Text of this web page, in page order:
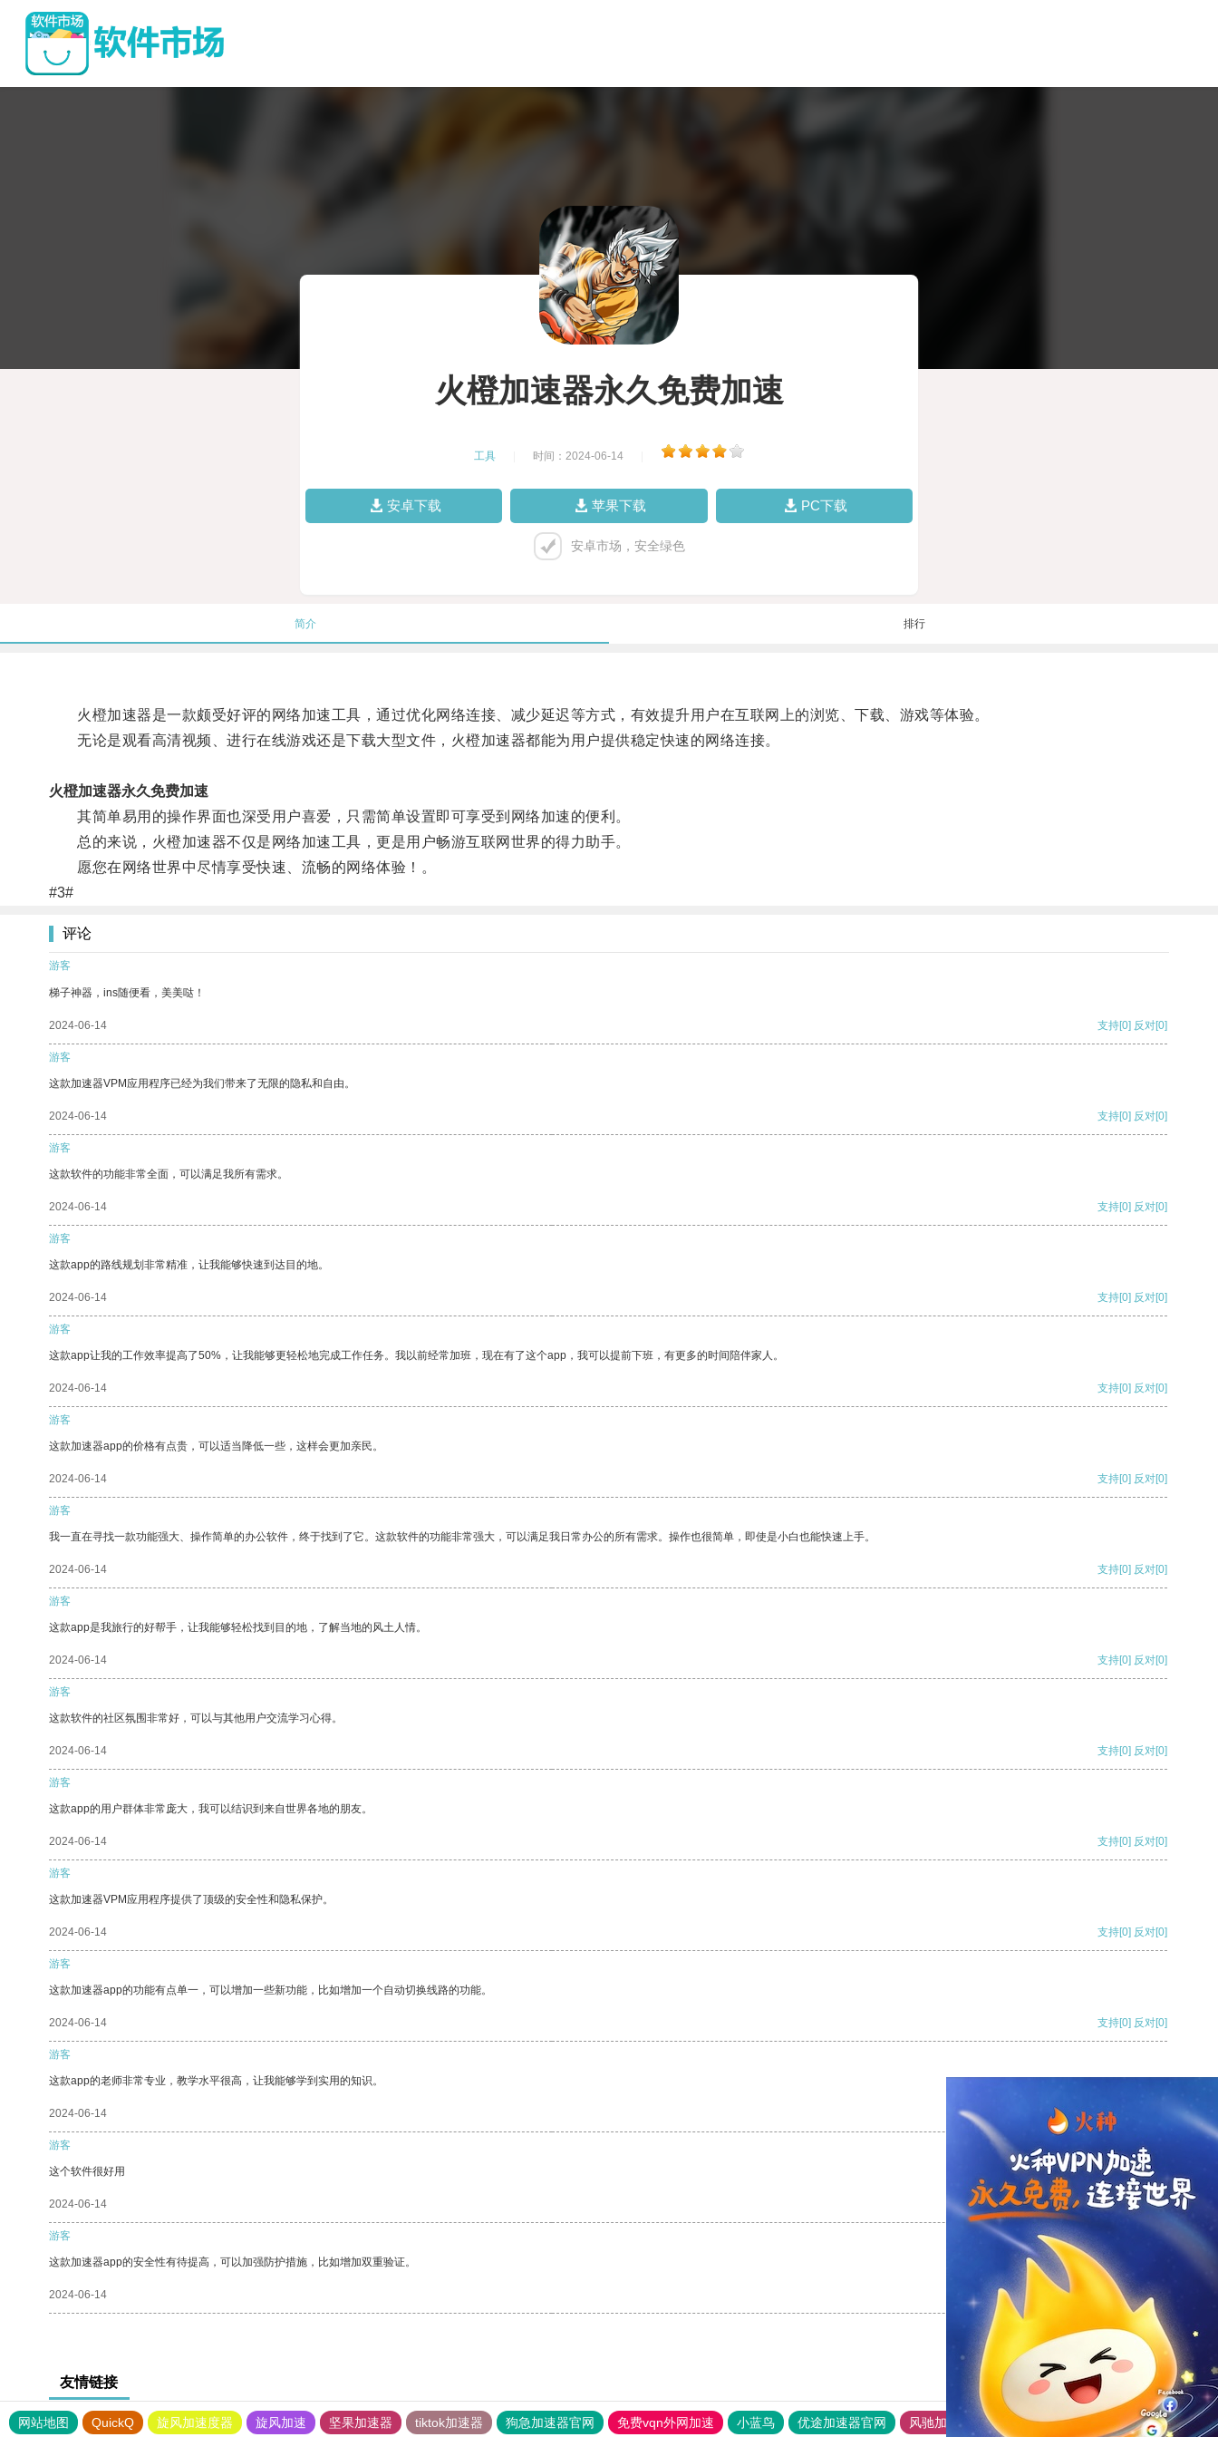
火橙加速器永久免费加速
工具 时间：2024-06-14
安卓下载 苹果下载 PC下载
安卓市场，安全绿色
简介 排行
火橙加速器是一款颇受好评的网络加速工具，通过优化网络连接、减少延迟等方式，有效提升用户在互联网上的浏览、下载、游戏等体验。
无论是观看高清视频、进行在线游戏还是下载大型文件，火橙加速器都能为用户提供稳定快速的网络连接。
火橙加速器永久免费加速
其简单易用的操作界面也深受用户喜爱，只需简单设置即可享受到网络加速的便利。
总的来说，火橙加速器不仅是网络加速工具，更是用户畅游互联网世界的得力助手。
愿您在网络世界中尽情享受快速、流畅的网络体验！。
#3#
评论
游客
梯子神器，ins随便看，美美哒！
2024-06-14 支持[0] 反对[0]
游客
这款加速器VPM应用程序已经为我们带来了无限的隐私和自由。
2024-06-14 支持[0] 反对[0]
游客
这款软件的功能非常全面，可以满足我所有需求。
2024-06-14 支持[0] 反对[0]
游客
这款app的路线规划非常精准，让我能够快速到达目的地。
2024-06-14 支持[0] 反对[0]
游客
这款app让我的工作效率提高了50%，让我能够更轻松地完成工作任务。我以前经常加班，现在有了这个app，我可以提前下班，有更多的时间陪伴家人。
2024-06-14 支持[0] 反对[0]
游客
这款加速器app的价格有点贵，可以适当降低一些，这样会更加亲民。
2024-06-14 支持[0] 反对[0]
游客
我一直在寻找一款功能强大、操作简单的办公软件，终于找到了它。这款软件的功能非常强大，可以满足我日常办公的所有需求。操作也很简单，即使是小白也能快速上手。
2024-06-14 支持[0] 反对[0]
游客
这款app是我旅行的好帮手，让我能够轻松找到目的地，了解当地的风土人情。
2024-06-14 支持[0] 反对[0]
游客
这款软件的社区氛围非常好，可以与其他用户交流学习心得。
2024-06-14 支持[0] 反对[0]
游客
这款app的用户群体非常庞大，我可以结识到来自世界各地的朋友。
2024-06-14 支持[0] 反对[0]
游客
这款加速器VPM应用程序提供了顶级的安全性和隐私保护。
2024-06-14 支持[0] 反对[0]
游客
这款加速器app的功能有点单一，可以增加一些新功能，比如增加一个自动切换线路的功能。
2024-06-14 支持[0] 反对[0]
游客
这款app的老师非常专业，教学水平很高，让我能够学到实用的知识。
2024-06-14 支持
游客
这个软件很好用
2024-06-14 支持[0] 反对[0]
游客
这款加速器app的安全性有待提高，可以加强防护措施，比如增加双重验证。
2024-06-14 支持[0] 反对[0]
友情链接
网站地图 QuickQ 旋风加速度器 旋风加速 坚果加速器 tiktok加速器 狗急加速器官网 免费vqn外网加速 小蓝鸟 优途加速器官网 风驰加速器 旋风加速器